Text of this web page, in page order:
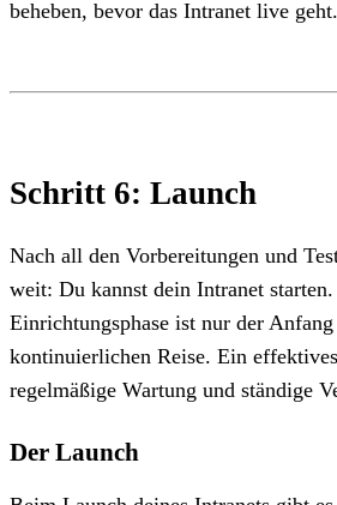
beheben, bevor das Intranet live geht.
Schritt 6: Launch
Nach all den Vorbereitungen und
weit: Du kannst dein Intranet
Einrichtungsphase ist nur der
kontinuierlichen Reise. Ein
regelmäßige Wartung und ständige
Der Launch